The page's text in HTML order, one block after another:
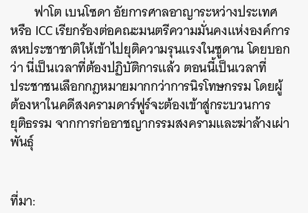
ฟาโต เบนโซดา อัยการศาลอาญาระหว่างประเทศ
หรือ ICC เรียกร้องต่อคณะมนตรีความมั่นคงแห่งองค์การ
สหประชาชาติให้เข้าไปยุติความรุนแรงในซูดาน โดยบอก
ว่า นี่เป็นเวลาที่ต้องปฏิบัติการแล้ว ตอนนี้เป็นเวลาที่
ประชาชนเลือกกฎหมายมากกว่าการนิรโทษกรรม โดยผู้
ต้องหาในคดีสงครามดาร์ฟูร์จะต้องเข้าสู่กระบวนการ
ยุติธรรม จากการก่ออาชญากรรมสงครามและฆ่าล้างเผ่า
พันธุ์
ที่มา:
SHARE TWEET LINE EMAIL